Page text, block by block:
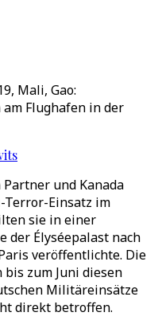
Mali, Gao:
Flughafen in der
und Kanada
Einsatz im
sie in einer
der Élyséepalast nach
veröffentlichte. Die
zum Juni diesen
Militäreinsätze
direkt betroffen.